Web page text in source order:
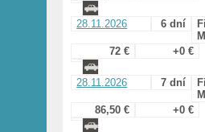
28.11.2026 6 dní
72 €
+0 €
28.11.2026 7 dní
86,50 €
+0 €